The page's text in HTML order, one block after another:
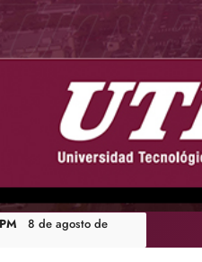
8 de agosto de